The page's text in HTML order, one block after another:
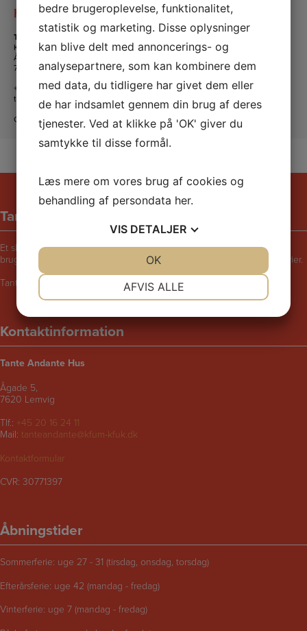
Kontakt os
Tante Andante Hus
KFUM og KFUK i Lemvig
Ågade 5
7620 Lemvig
+45 20 16 24 11
tanteandante@kfum-kfuk.dk
CVR: 30771397
Tante Andantes hus
Et skægt og rart sted for børn i følge med voksne. Bliv udfordret til at
bruge fantasien, lege, synge, danse, male, opfinde eller fortælle historier.
Tante Andantes Hus i Lemvig drives af KFUM og KFUK i Lemvig.
Kontaktinformation
Tante Andante Hus
Ågade 5,
7620 Lemvig
Tlf.: +45 20 16 24 11
Mail: tanteandante@kfum-kfuk.dk
Kontaktformular
CVR: 30771397
Åbningstider
Sommerferie: uge 27 - 31 (tirsdag, onsdag, torsdag)
Efterårsferie: uge 42 (mandag - fredag)
Vinterferie: uge 7 (mandag - fredag)
bedre brugeroplevelse, funktionalitet,
statistik og marketing. Disse oplysninger
kan blive delt med annoncerings- og
analysepartnere, som kan kombinere dem
med data, du tidligere har givet dem eller
de har indsamlet gennem din brug af deres
tjenester. Ved at klikke på 'OK' giver du
samtykke til disse formål.
Læs mere om vores brug af cookies og
behandling af persondata her.
VIS DETALJER
MARKETING
AFVIS ALLE
OK